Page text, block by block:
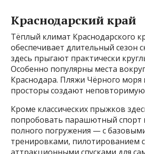
Краснодарский край
Тёплый климат Краснодарского
обеспечивает длительный сезон
здесь прыгают практически
Особенно популярны места
Краснодара. Пляжи Чёрного
просторы создают
Кроме классических прыжков
попробовать парашютный спорт
полного погружения — с
тренировками, пилотированием